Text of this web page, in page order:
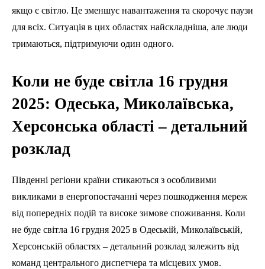
якщо є світло. Це зменшує навантаження та скорочує паузи
для всіх. Ситуація в цих областях найскладніша, але люди
тримаються, підтримуючи один одного.
Коли не буде світла 16 грудня
2025: Одеська, Миколаївська,
Херсонська області – детальний
розклад
Південні регіони країни стикаються з особливими
викликами в енергопостачанні через пошкодження мереж
від попередніх подій та високе зимове споживання. Коли
не буде світла 16 грудня 2025 в Одеській, Миколаївській,
Херсонській областях – детальний розклад залежить від
команд центрального диспетчера та місцевих умов.